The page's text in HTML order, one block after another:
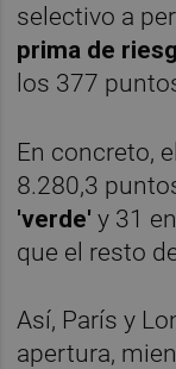
selectivo a
prima de
los 377
En concreto,
8.280,3
'verde' y 31
que el resto
Así, París y
apertura,